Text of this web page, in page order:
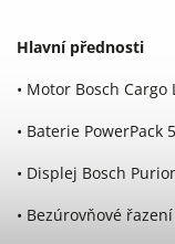
Hlavní přednosti
• Motor Bosch
• Baterie PowerPack
• Displej Bosch
• Bezúrovňové